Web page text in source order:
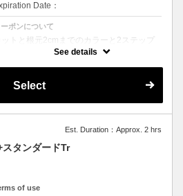
Date：
ーポンについて
ットと根元2cmまでのカラーと2ステップ
リートメントのセットメニュー。シャンプ
See details
Select
Est. Duration：Approx. 2 hrs
タンダードTr
of use